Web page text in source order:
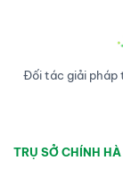
Đối tác giải pháp
TRỤ SỞ CHÍNH